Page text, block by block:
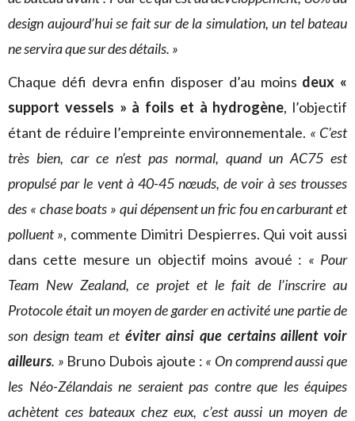
design aujourd’hui se fait sur de la simulation, un tel bateau
ne servira que sur des détails. »
Chaque défi devra enfin disposer d’au moins deux «
support vessels » à foils et à hydrogène, l’objectif
étant de réduire l’empreinte environnementale. « C’est
très bien, car ce n’est pas normal, quand un AC75 est
propulsé par le vent à 40-45 nœuds, de voir à ses trousses
des « chase boats » qui dépensent un fric fou en carburant et
polluent », commente Dimitri Despierres. Qui voit aussi
dans cette mesure un objectif moins avoué : « Pour
Team New Zealand, ce projet et le fait de l’inscrire au
Protocole était un moyen de garder en activité une partie de
son design team et éviter ainsi que certains aillent voir
ailleurs. » Bruno Dubois ajoute : « On comprend aussi que
les Néo-Zélandais ne seraient pas contre que les équipes
achètent ces bateaux chez eux, c’est aussi un moyen de